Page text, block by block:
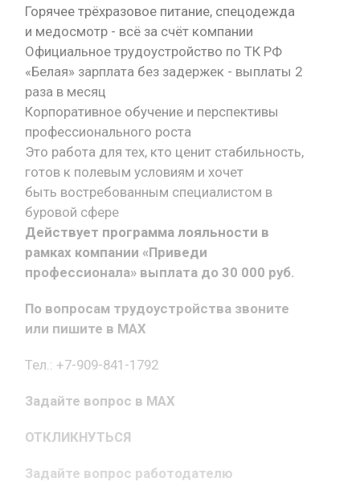
Горячее трёхразовое питание, спецодежда
и медосмотр - всё за счёт компании
Официальное трудоустройство по ТК РФ
«Белая» зарплата без задержек - выплаты 2
раза в месяц
Корпоративное обучение и перспективы
профессионального роста
Это работа для тех, кто ценит стабильность,
готов к полевым условиям и хочет
быть востребованным специалистом в
буровой сфере
Действует программа лояльности в
рамках компании «Приведи
профессионала» выплата до 30 000 руб.
По вопросам трудоустройства звоните
или пишите в MAX
Тел.: +7-909-841-1792
Задайте вопрос в MAX
ОТКЛИКНУТЬСЯ
Задайте вопрос работодателю